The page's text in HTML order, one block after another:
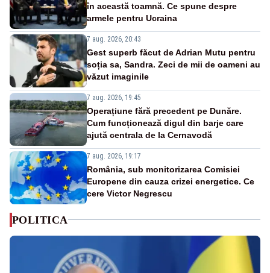
în această toamnă. Ce spune despre
armele pentru Ucraina
7 aug. 2026, 20:43
Gest superb făcut de Adrian Mutu pentru
soția sa, Sandra. Zeci de mii de oameni au
văzut imaginile
7 aug. 2026, 19:45
Operațiune fără precedent pe Dunăre.
Cum funcționează digul din barje care
ajută centrala de la Cernavodă
7 aug. 2026, 19:17
România, sub monitorizarea Comisiei
Europene din cauza crizei energetice. Ce
cere Victor Negrescu
POLITICA